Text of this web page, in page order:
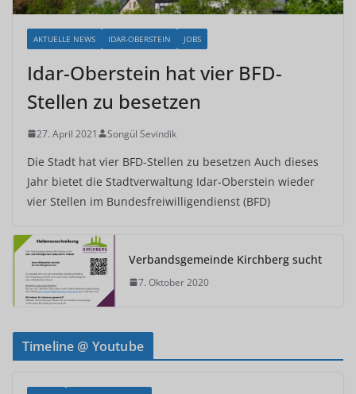
AKTUELLE NEWS IDAR-OBERSTEIN JOBS
Idar-Oberstein hat vier BFD-
Stellen zu besetzen
27. April 2021 Songül Sevindik
Die Stadt hat vier BFD-Stellen zu besetzen Auch dieses
Jahr bietet die Stadtverwaltung Idar-Oberstein wieder
vier Stellen im Bundesfreiwilligendienst (BFD)
Verbandsgemeinde Kirchberg sucht
7. Oktober 2020
Timeline @ Youtube